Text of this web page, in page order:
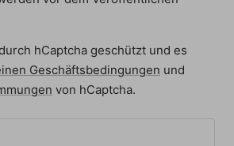
hCaptcha geschützt und es
Geschäftsbedingungen und
von hCaptcha.